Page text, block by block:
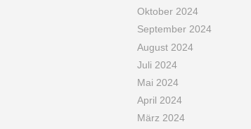
Oktober 2024
September 2024
August 2024
Juli 2024
Mai 2024
April 2024
März 2024